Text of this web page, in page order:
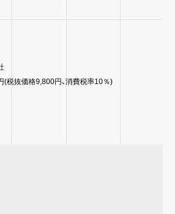
税抜価格9,800円、消費税率10％)